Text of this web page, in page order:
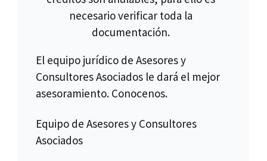
necesario verificar toda la
documentación.
El equipo jurídico de Asesores y
Consultores Asociados le dará el mejor
asesoramiento. Conocenos.
Equipo de Asesores y Consultores
Asociados